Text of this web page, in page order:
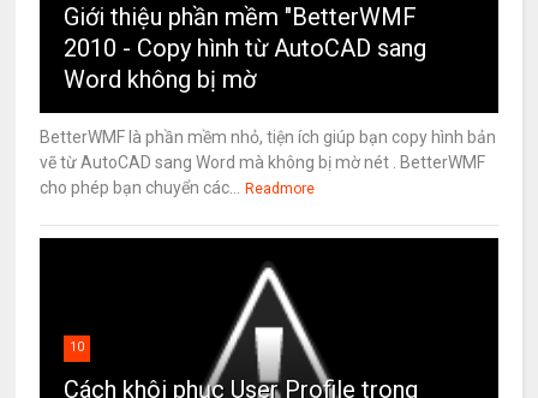
Giới thiệu phần mềm "BetterWMF
2010 - Copy hình từ AutoCAD sang
Word không bị mờ
BetterWMF là phần mềm nhỏ, tiện ích giúp bạn copy hình bản
vẽ từ AutoCAD sang Word mà không bị mờ nét . BetterWMF
cho phép bạn chuyển các...
Readmore
10
Cách khôi phục User Profile trong